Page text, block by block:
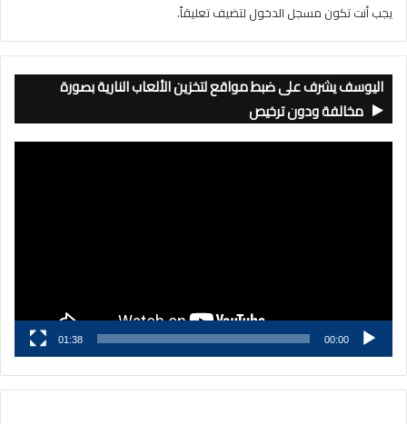
يجب أنت تكون مسجل الدخول لتضيف تعليقاً.
اليوسف يشرف على ضبط مواقع لتخزين الألعاب النارية بصورة
مخالفة ودون ترخيص
00:00
01:38